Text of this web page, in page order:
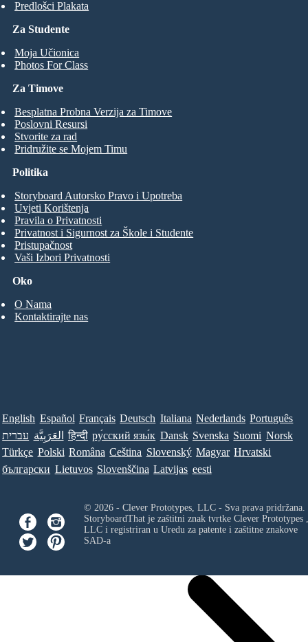
Za Studente
Moja Učionica
Photos For Class
Predlošci Plakata
Za Timove
Besplatna Probna Verzija za Timove
Poslovni Resursi
Stvorite za rad
Pridružite se Mojem Timu
Oko
O Nama
Kontaktirajte nas
Politika
Storyboard Autorsko Pravo i Upotreba
Uvjeti Korištenja
Pravila o Privatnosti
Privatnost i Sigurnost za Škole i Studente
Pristupačnost
Vaši Izbori Privatnosti
English Español Français Deutsch Italiana Nederlands Português
עברית العَرَبِيَّة हिन्दी ру́сский язы́к Dansk Svenska Suomi Norsk
Türkçe Polski Româna Ceština Slovenský Magyar Hrvatski
български Lietuvos Slovenščina Latvijas eesti
© 2026 - Clever Prototypes, LLC - Sva prava pridržana.
StoryboardThat je zaštitni znak tvrtke Clever Prototypes ,
LLCi registriran u Uredu za patente i zaštitne znakove
SAD-a